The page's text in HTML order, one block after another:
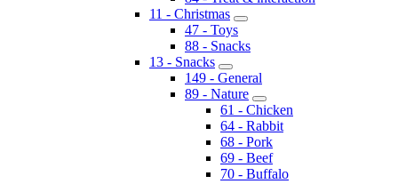
11 - Christmas
47 - Toys
88 - Snacks
13 - Snacks
149 - General
89 - Nature
61 - Chicken
64 - Rabbit
68 - Pork
69 - Beef
70 - Buffalo